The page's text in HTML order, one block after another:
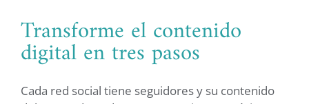
Transforme el contenido digital en
tres pasos
Transforme el contenido
digital en tres pasos
Cada red social tiene seguidores y su contenido